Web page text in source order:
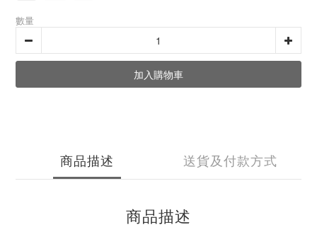
數量
加入購物車
商品描述 送貨及付款方式
商品描述